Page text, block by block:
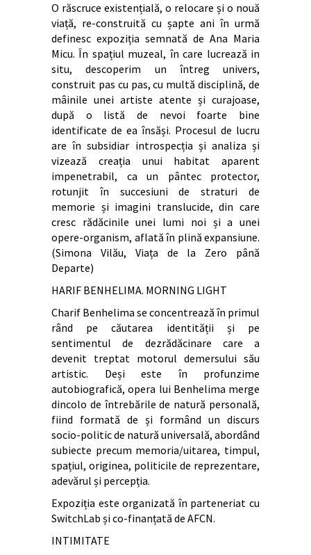
O răscruce existențială, o relocare și o nouă
viață, re-construită cu șapte ani în urmă
definesc expoziția semnată de Ana Maria
Micu. În spațiul muzeal, în care lucrează in
situ, descoperim un întreg univers,
construit pas cu pas, cu multă disciplină, de
mâinile unei artiste atente și curajoase,
după o listă de nevoi foarte bine
identificate de ea însăși. Procesul de lucru
are în subsidiar introspecția și analiza și
vizează creația unui habitat aparent
impenetrabil, ca un pântec protector,
rotunjit în succesiuni de straturi de
memorie și imagini translucide, din care
cresc rădăcinile unei lumi noi și a unei
opere-organism, aflată în plină expansiune.
(Simona Vilău, Viața de la Zero până
Departe)
HARIF BENHELIMA. MORNING LIGHT
Charif Benhelima se concentrează în primul
rând pe căutarea identității și pe
sentimentul de dezrădăcinare care a
devenit treptat motorul demersului său
artistic. Deși este în profunzime
autobiografică, opera lui Benhelima merge
dincolo de întrebările de natură personală,
fiind formată de și formând un discurs
socio-politic de natură universală, abordând
subiecte precum memoria/uitarea, timpul,
spațiul, originea, politicile de reprezentare,
adevărul și percepția.
Expoziția este organizată în parteneriat cu
SwitchLab și co-finanțată de AFCN.
INTIMITATE